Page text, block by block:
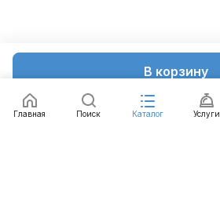
В корзину
Главная Поиск Каталог Услуги